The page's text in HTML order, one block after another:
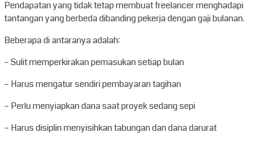
Pendapatan yang tidak tetap membuat freelancer menghadapi
tantangan yang berbeda dibanding pekerja dengan gaji bulanan.
Beberapa di antaranya adalah:
– Sulit memperkirakan pemasukan setiap bulan
– Harus mengatur sendiri pembayaran tagihan
– Perlu menyiapkan dana saat proyek sedang sepi
– Harus disiplin menyisihkan tabungan dan dana darurat